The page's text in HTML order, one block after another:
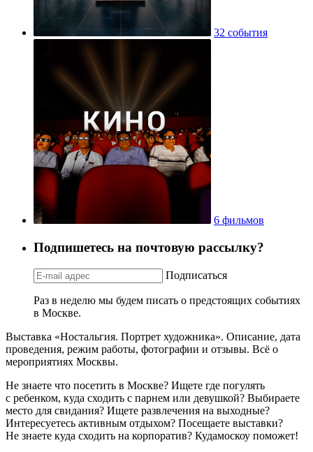
32 события
6 фильмов
Подпишетесь на почтовую рассылку?
Подписаться
Раз в неделю мы будем писать о предстоящих событиях
в Москве.
Выставка «Ностальгия. Портрет художника». Описание, дата
проведения, режим работы, фотографии и отзывы. Всё о
мероприятиях Москвы.
Не знаете что посетить в Москве? Ищете где погулять
с ребенком, куда сходить с парнем или девушкой? Выбираете
место для свидания? Ищете развлечения на выходные?
Интересуетесь активным отдыхом? Посещаете выставки?
Не знаете куда сходить на корпоратив? Кудамоскоу поможет!